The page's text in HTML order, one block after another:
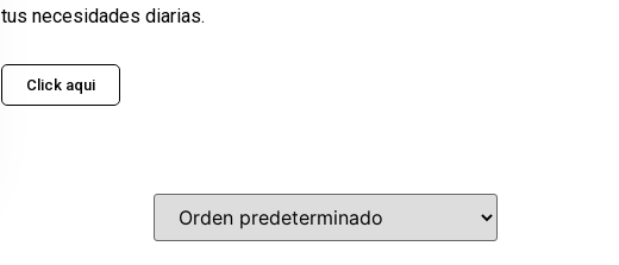
tus necesidades diarias.
Click aqui